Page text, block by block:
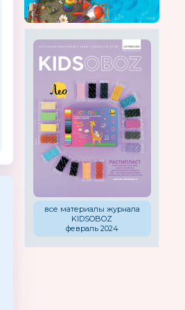
все материалы журнала
KIDSOBOZ
февраль 2024